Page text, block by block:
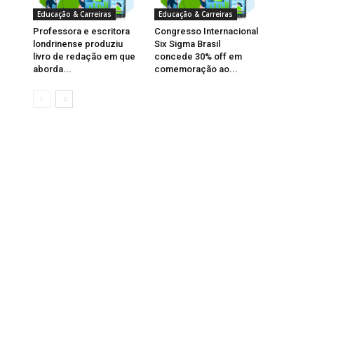
Educação & Carreiras
Professora e escritora
londrinense produziu
livro de redação em que
aborda...
Educação & Carreiras
Congresso Internacional
Six Sigma Brasil
concede 30% off em
comemoração ao...